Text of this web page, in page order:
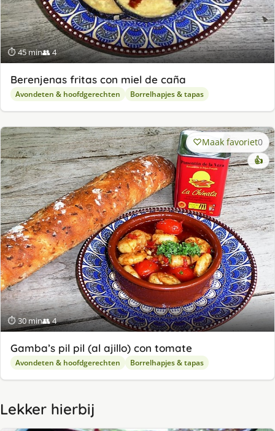
⏱ 45 min👥 4
Berenjenas fritas con miel de caña
Avondeten & hoofdgerechten Borrelhapjes & tapas
⏱ 30 min👥 4
Maak favoriet0
👍
Gamba’s pil pil (al ajillo) con tomate
Avondeten & hoofdgerechten Borrelhapjes & tapas
Lekker hierbij